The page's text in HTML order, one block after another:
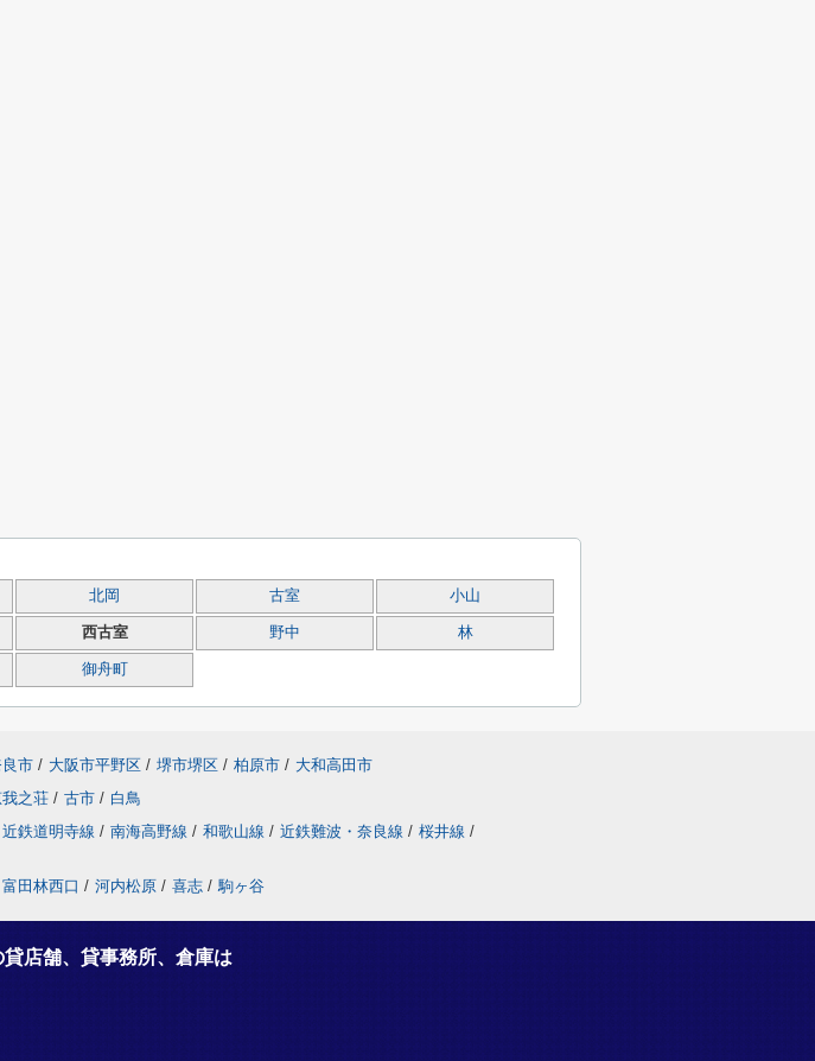
北岡 古室 小山
西古室 野中 林
御舟町
市 / 大阪市平野区 / 堺市堺区 / 柏原市 / 大和高田市
之荘 / 古市 / 白鳥
近鉄道明寺線 / 南海高野線 / 和歌山線 / 近鉄難波・奈良線 / 桜井線 /
富田林西口 / 河内松原 / 喜志 / 駒ヶ谷
店舗、貸事務所、倉庫は